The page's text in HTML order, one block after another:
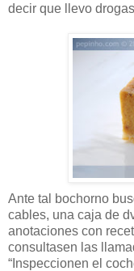
decir que llevo
Ante tal bochorno
cables, una caja de
anotaciones con
consultasen las
“Inspeccionen el